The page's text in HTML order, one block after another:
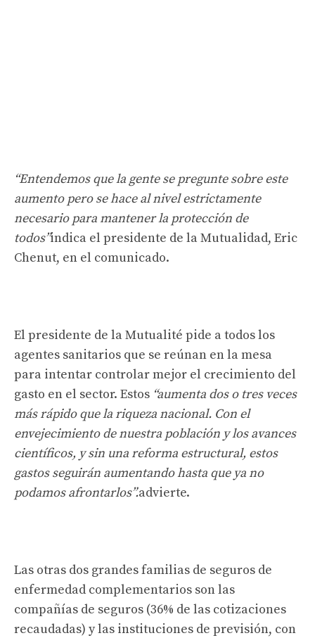
“Entendemos que la gente se pregunte sobre este
aumento pero se hace al nivel estrictamente
necesario para mantener la protección de
todos”indica el presidente de la Mutualidad, Eric
Chenut, en el comunicado.
El presidente de la Mutualité pide a todos los
agentes sanitarios que se reúnan en la mesa
para intentar controlar mejor el crecimiento del
gasto en el sector. Estos “aumenta dos o tres veces
más rápido que la riqueza nacional. Con el
envejecimiento de nuestra población y los avances
científicos, y sin una reforma estructural, estos
gastos seguirán aumentando hasta que ya no
podamos afrontarlos”.advierte.
Las otras dos grandes familias de seguros de
enfermedad complementarios son las
compañías de seguros (36% de las cotizaciones
recaudadas) y las instituciones de previsión, con